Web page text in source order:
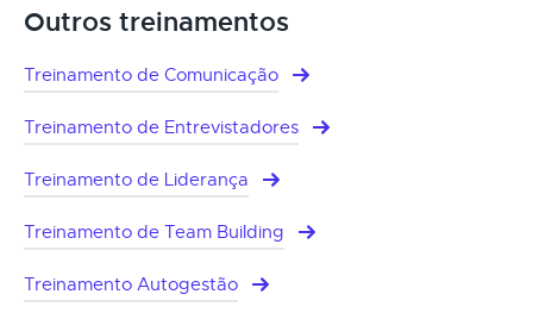
Outros treinamentos
Treinamento de Comunicação
Treinamento de Entrevistadores
Treinamento de Liderança
Treinamento de Team Building
Treinamento Autogestão